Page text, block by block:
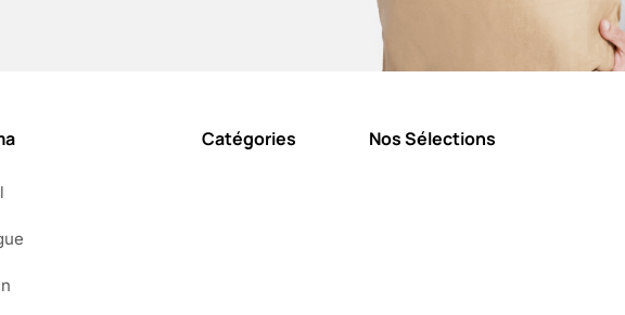
Catégories Nos Sélections